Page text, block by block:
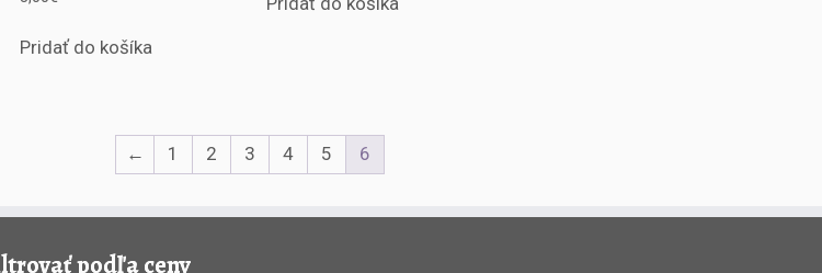
Pridať do košíka
← 1 2 3 4 5 6
podľa ceny